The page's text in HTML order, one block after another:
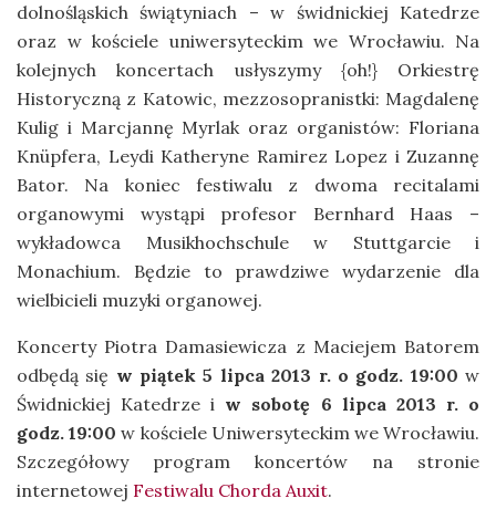
dolnośląskich świątyniach – w świdnickiej Katedrze
oraz w kościele uniwersyteckim we Wrocławiu. Na
kolejnych koncertach usłyszymy {oh!} Orkiestrę
Historyczną z Katowic, mezzosopranistki: Magdalenę
Kulig i Marcjannę Myrlak oraz organistów: Floriana
Knüpfera, Leydi Katheryne Ramirez Lopez i Zuzannę
Bator. Na koniec festiwalu z dwoma recitalami
organowymi wystąpi profesor Bernhard Haas –
wykładowca Musikhochschule w Stuttgarcie i
Monachium. Będzie to prawdziwe wydarzenie dla
wielbicieli muzyki organowej.
Koncerty Piotra Damasiewicza z Maciejem Batorem
odbędą się w piątek 5 lipca 2013 r. o godz. 19:00 w
Świdnickiej Katedrze i w sobotę 6 lipca 2013 r. o
godz. 19:00 w kościele Uniwersyteckim we Wrocławiu.
Szczegółowy program koncertów na stronie
internetowej Festiwalu Chorda Auxit.